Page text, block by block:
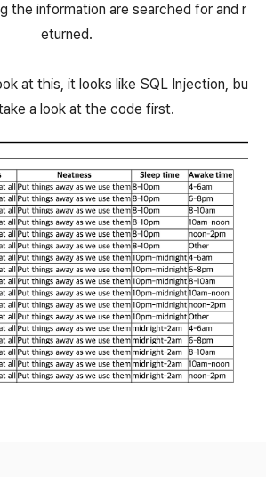
the information are searched for and r
eturned.
at this, it looks like SQL Injection, bu
a look at the code first.